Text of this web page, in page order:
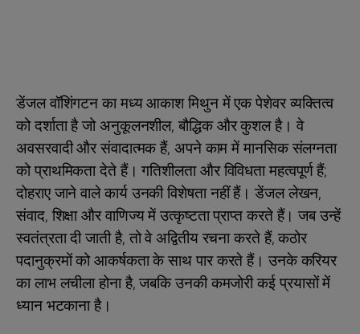
डेंजल वॉशिंगटन का मध्य आकाश मिथुन में एक पेशेवर व्यक्तित्व
को दर्शाता है जो अनुकूलनशील, बौद्धिक और कुशल है। वे
अवसरवादी और संवादात्मक हैं, अपने काम में मानसिक संलग्नता
को प्राथमिकता देते हैं। गतिशीलता और विविधता महत्वपूर्ण हैं;
दोहराए जाने वाले कार्य उनकी विशेषता नहीं हैं। डेंजल लेखन,
संवाद, शिक्षा और वाणिज्य में उत्कृष्टता प्राप्त करते हैं। जब उन्हें
स्वतंत्रता दी जाती है, तो वे अद्वितीय रचना करते हैं, कठोर
पदानुक्रमों को आकर्षकता के साथ पार करते हैं। उनके करियर
का लाभ लचीला होना है, जबकि उनकी कमजोरी कई प्रयासों में
ध्यान भटकाना है।